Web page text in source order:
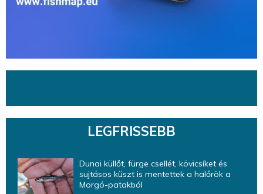
LEGFRISSEBB
Dunai küllőt, fürge csellét, kövicsíket és
sujtásos küszt is mentettek a halőrök a
Morgó-patakból